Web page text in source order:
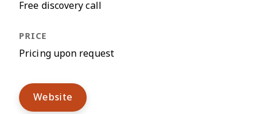
Free discovery call
Pricing upon request
Website